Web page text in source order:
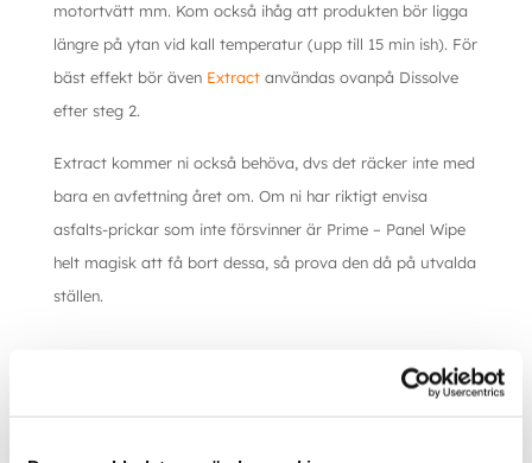
motortvätt mm. Kom också ihåg att produkten bör ligga
längre på ytan vid kall temperatur (upp till 15 min ish). För
bäst effekt bör även Extractanvändas ovanpå Dissolve
efter steg 2.
Extract kommer ni också behöva, dvs det räcker inte med
bara en avfettning året om. Om ni har riktigt envisa
asfalts-prickar som inte försvinner är Prime – Panel Wipe
helt magisk att få bort dessa, så prova den då på utvalda
ställen.